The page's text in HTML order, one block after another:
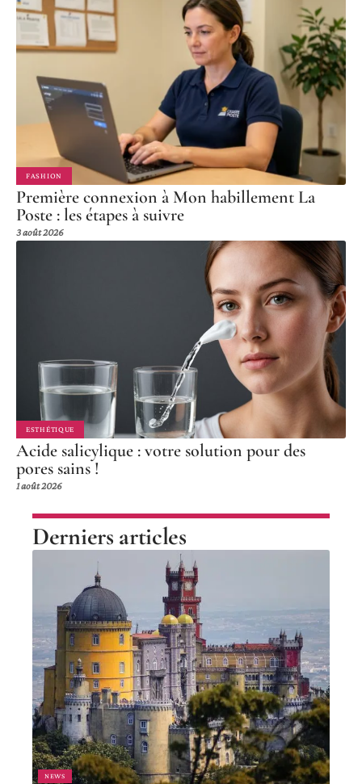
FASHION
Première connexion à Mon habillement La
Poste : les étapes à suivre
3 août 2026
ESTHÉTIQUE
Acide salicylique : votre solution pour des
pores sains !
1 août 2026
Derniers articles
NEWS